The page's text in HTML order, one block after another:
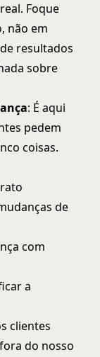
Foque
não em
resultados
sobre
: É aqui
pedem
coisas.
de
com
a
clientes
do nosso